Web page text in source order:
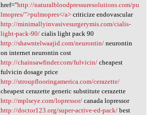
href="http://naturalbloodpressuresolutions.com/pu
lmopres/">pulmopres</a>criticize endovascular
http://minimallyinvasivesurgerymis.com/cialis-
light-pack-90/cialis light pack 90
http://shawntelwaajid.com/neurontin/neurontin
on internet neurontin cost
http://chainsawfinder.com/fulvicin/cheapest
fulvicin dosage price
http://stroupflooringamerica.com/cerazette/
cheapest cerazette generic substitute cerazette
http://mplseye.com/lopressor/canada lopressor
http://doctor123.org/super-active-ed-pack/best